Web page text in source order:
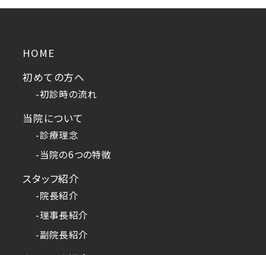
HOME
初めての方へ
-初診時の流れ
当院について
-診療理念
-当院の6つの特徴
スタッフ紹介
-院長紹介
-理事長紹介
-副院長紹介